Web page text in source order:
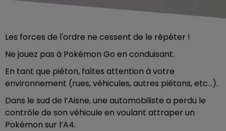
Les forces de l'ordre ne cessent de le répéter !
Ne jouez pas à Pokémon Go en conduisant.
En tant que piéton, faîtes attention à votre
environnement (rues, véhicules, autres piétons, etc...).
Dans le sud de l’Aisne, une automobiliste a perdu le
contrôle de son véhicule en voulant attraper un
Pokémon sur l’A4.